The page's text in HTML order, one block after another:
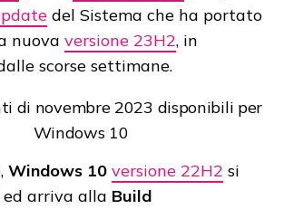
del Sistema che ha portato
nuova versione 23H2, in
scorse settimane.
di novembre 2023 disponibili per
Windows 10
Windows 10 versione 22H2 si
arriva alla Build